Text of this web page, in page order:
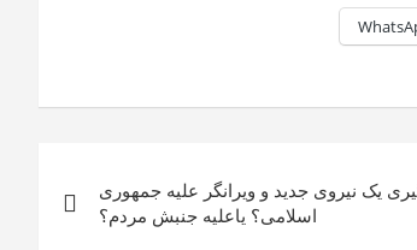
یک نیروی جدید و ویرانگر علیه جمهوری
اسلامی؟ یاعلیه جنبش مردم؟